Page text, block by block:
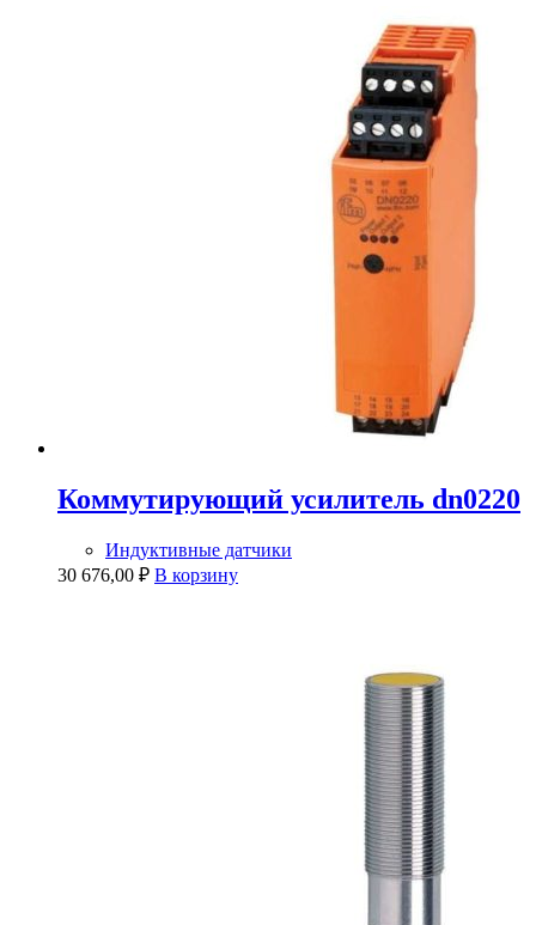
Коммутирующий усилитель dn0220
Индуктивные датчики
30 676,00 ₽ В корзину